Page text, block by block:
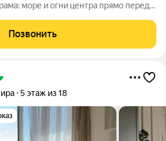
море и огни центра прямо перед
соседствуют с просторной
Позвонить
5 этаж из 18